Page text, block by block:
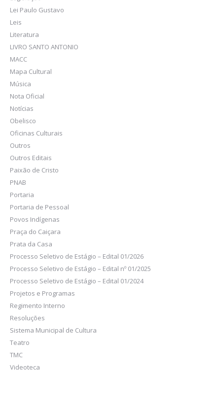
Lei Paulo Gustavo
Leis
Literatura
LIVRO SANTO ANTONIO
MACC
Mapa Cultural
Música
Nota Oficial
Notícias
Obelisco
Oficinas Culturais
Outros
Outros Editais
Paixão de Cristo
PNAB
Portaria
Portaria de Pessoal
Povos Indígenas
Praça do Caiçara
Prata da Casa
Processo Seletivo de Estágio – Edital 01/2026
Processo Seletivo de Estágio – Edital nº 01/2025
Processo Seletivo de Estágio – Edital 01/2024
Projetos e Programas
Regimento Interno
Resoluções
Sistema Municipal de Cultura
Teatro
TMC
Videoteca